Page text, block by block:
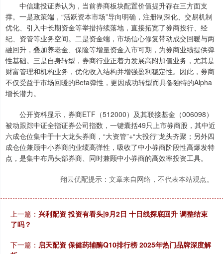
中信建投证券认为，当前券商板块配置价值提升存在三方面支
撑。一是政策端，“活跃资本市场”导向明确，注册制深化、交易机制
优化、引入中长期资金等举措持续落地，直接拓宽了券商投行、经
纪、资管等业务空间。二是资金端，市场信心修复带动成交回暖与两
融回升，叠加养老金、保险等增量资金入市可期，为券商业绩提供弹
性基础。三是自身转型，券商行业正着力发展高附加值业务，尤其是
财富管理和机构业务，优化收入结构并增强盈利稳定性。因此，券商
不仅受益于市场回暖的Beta弹性，更因成功转型而具备独特的Alpha
增长潜力。
公开资料显示，券商ETF（512000）及其联接基金（006098）
被动跟踪中证全指证券公司指数，一键囊括49只上市券商股，其中近
六成仓位集中于十大龙头券商，“大资管”+“大投行”龙头齐聚；另外四
成仓位兼顾中小券商的业绩高弹性，吸收了中小券商阶段性高爆发特
点，是集中布局头部券商、同时兼顾中小券商的高效率投资工具。
翔云优配提示：文章来自网络，不代表本站观点。
上一篇： 兴利配资 投资有看头|9月2日 十日线探底回升 调整结束
了吗？
下一篇： 启天配资 保健药辅酶Q10排行榜 2025年热门品牌深度解